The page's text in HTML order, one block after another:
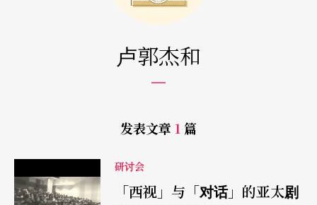
卢郭杰和
发表文章 1 篇
研讨会
「西视」与「对话」的亚太剧